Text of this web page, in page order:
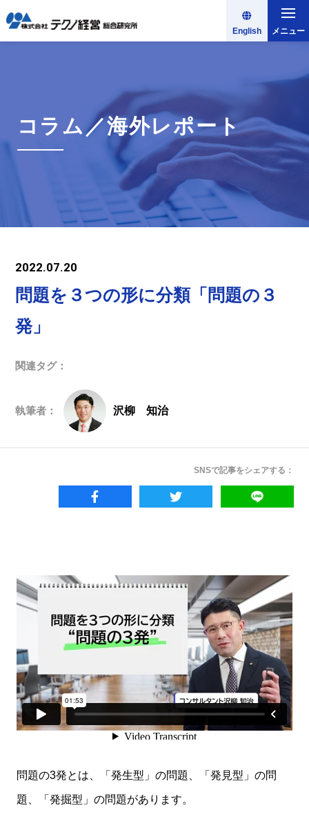
English メニュー
コラム／海外レポート
2022.07.20
問題を３つの形に分類「問題の３
発」
関連タグ：
執筆者： 沢柳 知治
SNSで記事をシェアする：
問題の3発とは、「発生型」の問題、「発見型」の問
題、「発掘型」の問題があります。